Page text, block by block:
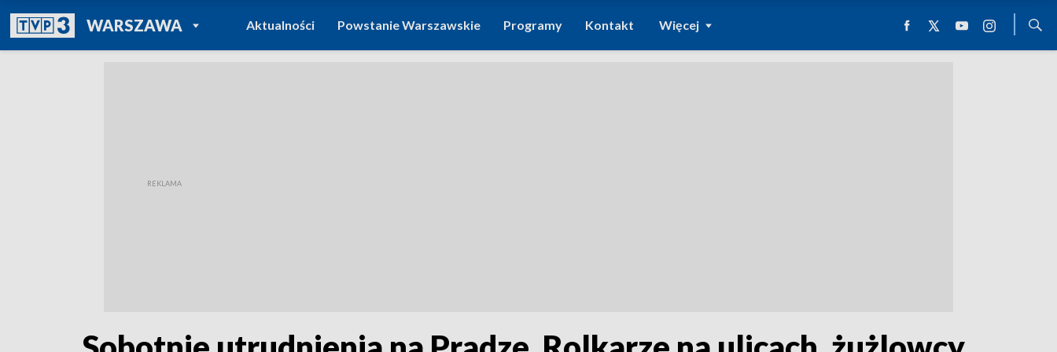
WARSZAWAPOWRÓT DO
TVP REGIONY
Aktualności Powstanie Warszawskie Programy Kontakt Więcej